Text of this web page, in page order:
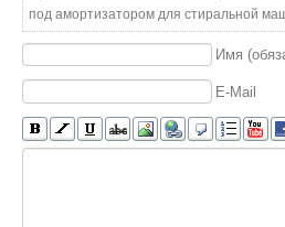
под амортизатором для стиральной
Имя
E-Mail